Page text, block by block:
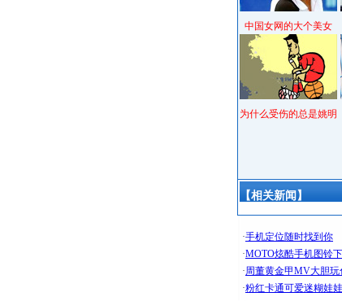
中国女网的大个美女
为什么受伤的总是姚明
【相关新闻】